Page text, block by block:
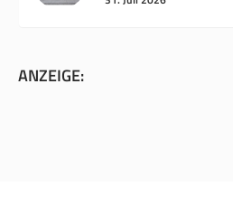
ANZEIGE: